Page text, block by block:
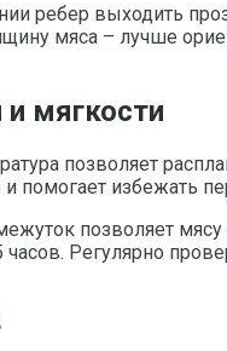
ребер выходить
мяса – лучше
мягкости
позволяет
помогает избежать
позволяет мясу
Регулярно